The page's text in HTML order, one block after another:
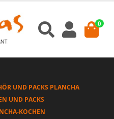
0
UND PACKS PLANCHA
UND PACKS
KOCHEN